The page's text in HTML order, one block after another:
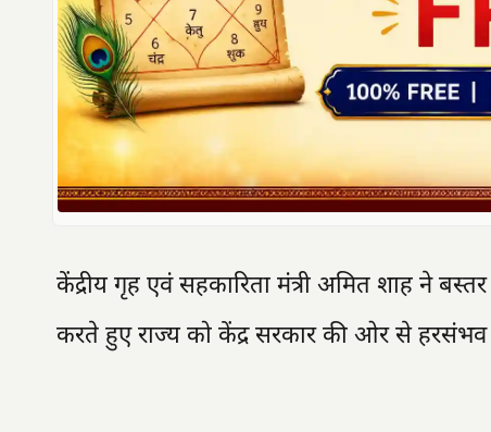
केंद्रीय गृह एवं सहकारिता मंत्री अमित शाह ने
करते हुए राज्य को केंद्र सरकार की ओर से हरसंभव